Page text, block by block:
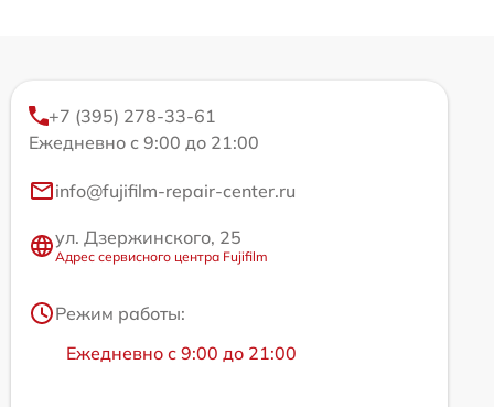
+7 (395) 278-33-61
Ежедневно с 9:00 до 21:00
info@fujifilm-repair-center.ru
ул. Дзержинского, 25
Адрес сервисного центра Fujifilm
Режим работы:
Ежедневно с 9:00 до 21:00